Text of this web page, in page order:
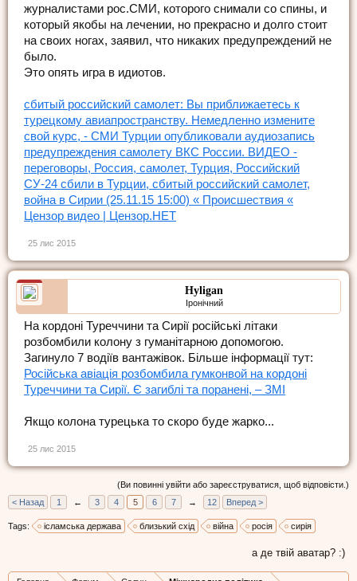
журналистами рос.СМИ, которого снимали со спины, и
который якобы на лечении, но прекрасно и долго стоит
на своих ногах, заявил, что никаких предупреждений не
было.
Это опять игра в идиотов.
сбитый российский самолет: Вы приближаетесь к
турецкому авиапространству. Немедленно измените
свой курс, - СМИ Турции опубликовали аудиозапись
предупреждения самолету ВКС России. ВИДЕО -
переговоры, Россия, самолет, Турция, Российский
СУ-24 сбили в Турции, сбитый российский самолет,
война в Сирии (25.11.15 15:00) « Происшествия «
Цензор видео | Цензор.НЕТ
25 лис 2015
Hyligan
Іронічний
На кордоні Туреччини та Сирії російські літаки
розбомбили колону з гуманітарною допомогою.
Загинуло 7 водіїв вантажівок. Більше інформації тут:
Російська авіація розбомбила гумконвой на кордоні
Туреччини та Сирії. Є загиблі та поранені, – ЗМІ
Якщо колона турецька то скоро буде жарко...
25 лис 2015
(Ви повинні увійти або зареєструватися, щоб відповісти.)
< Назад
1 ← 3 4 5 6 7 → 12 Вперед >
Tags: ісламська держава близький схід війна росія сирія
а де твій аватар? :)